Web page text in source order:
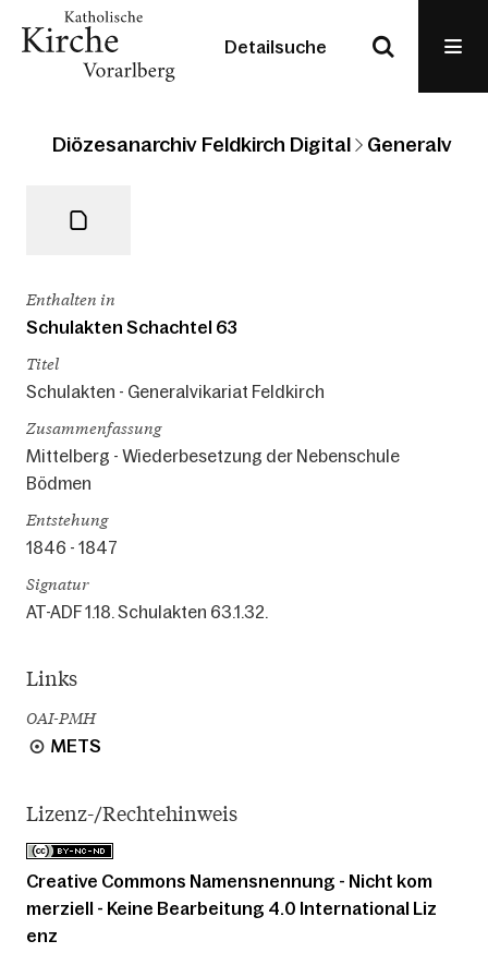
Detailsuche
Diözesanarchiv Feldkirch Digital
Enthalten in
Schulakten Schachtel 63
Titel
Schulakten - Generalvikariat Feldkirch
Zusammenfassung
Mittelberg - Wiederbesetzung der Nebenschule
Bödmen
Entstehung
1846 - 1847
Signatur
AT-ADF 1.18. Schulakten 63.1.32.
Links
OAI-PMH
METS
Lizenz-/Rechtehinweis
Creative Commons Namensnennung - Nicht kom
merziell - Keine Bearbeitung 4.0 International Liz
enz